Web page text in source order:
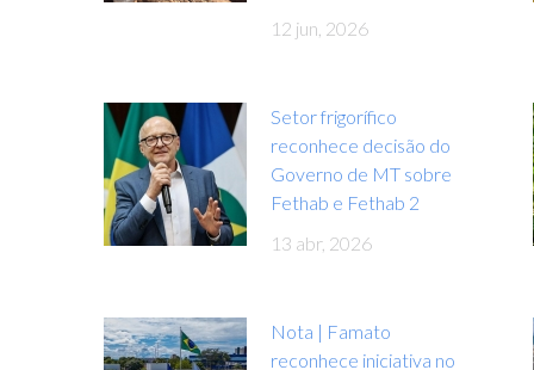
12 jun, 2026
Setor frigorífico
reconhece decisão do
Governo de MT sobre
Fethab e Fethab 2
13 abr, 2026
Nota | Famato
reconhece iniciativa no